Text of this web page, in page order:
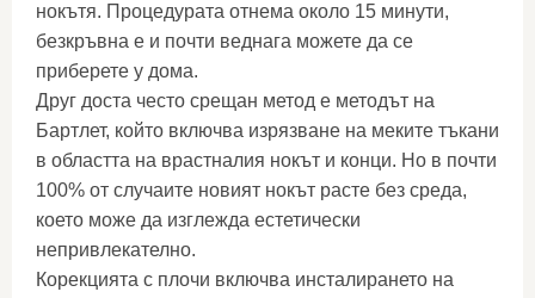
нокътя. Процедурата отнема около 15 минути,
безкръвна е и почти веднага можете да се
приберете у дома.
Друг доста често срещан метод е методът на
Бартлет, който включва изрязване на меките тъкани
в областта на врастналия нокът и конци. Но в почти
100% от случаите новият нокът расте без среда,
което може да изглежда естетически
непривлекателно.
Корекцията с плочи включва инсталирането на